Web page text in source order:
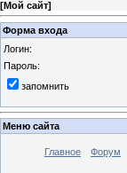
[Мой сайт]
Форма входа
Логин:
Пароль:
запомнить
Меню сайта
Главное Форум